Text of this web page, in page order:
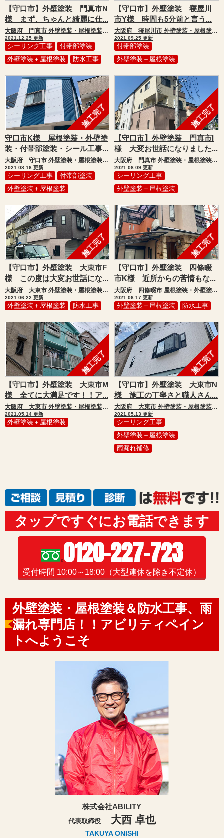
【守口市】外壁塗装 門真市N
様 まず、ちゃんと綺麗に仕...
大阪府 門真市 外壁塗装・屋根塗装・付帯部塗装・シール工事・防水工事
2021.12.25 更新
シーリング工事
付帯部塗装
外壁塗装＋屋根塗装
防水工事
【守口市】外壁塗装 寝屋川
市Y様 時間も5分前と言う...
大阪府 寝屋川市 外壁塗装・屋根塗装・付帯部塗装
2021.09.25 更新
付帯部塗装
外壁塗装＋屋根塗装
施工完了
守口市K様 屋根塗装・外壁塗
装・付帯部塗装・シール工事...
大阪府 守口市 外壁塗装・屋根塗装・付帯部塗装・シール工事
2021.08.16 更新
シーリング工事
付帯部塗装
外壁塗装＋屋根塗装
施工完了
【守口市】外壁塗装 門真市I
様 大変お世話になりました...
大阪府 門真市 外壁塗装・屋根塗装・付帯部塗装・シール工事
2021.08.09 更新
シーリング工事
外壁塗装＋屋根塗装
施工完了
【守口市】外壁塗装 大東市F
様 この度は大変お世話にな...
大阪府 大東市 外壁塗装・屋根塗装・付帯部塗装・防水工事
2021.06.22 更新
外壁塗装＋屋根塗装 防水工事
施工完了
【守口市】外壁塗装 四條畷
市K様 近所からの苦情もな...
大阪府 四條畷市 屋根塗装・外壁塗装・付帯部塗装・防水工事
2021.06.17 更新
外壁塗装＋屋根塗装 防水工事
施工完了
【守口市】外壁塗装 大東市M
様 全てに大満足です！！ア...
大阪府 大東市 外壁塗装・屋根塗装・付帯部塗装
2021.05.14 更新
外壁塗装＋屋根塗装
施工完了
【守口市】外壁塗装 大東市N
様 施工の丁寧さと職人さん...
大阪府 大東市 外壁塗装・屋根塗装・付帯部塗装・シール工事
2021.05.13 更新
シーリング工事
外壁塗装＋屋根塗装
雨漏れ補修
タップですぐにお電話できます
0120-227-723
受付時間 10:00～18:00（大型連休を除き不定休）
外壁塗装・屋根塗装＆防水工事、雨
漏れ専門店！！アビリティペイン
トへようこそ
株式会社ABILITY
代表取締役 大西 卓也
TAKUYA ONISHI